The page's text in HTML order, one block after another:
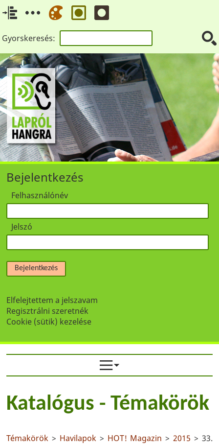
Gyorskeresés:
Bejelentkezés
Felhasználónév
Jelszó
Bejelentkezés
Elfelejtettem a jelszavam
Regisztrálni szeretnék
Cookie (sütik) kezelése
Katalógus - Témakörök
Témakörök > Havilapok > HOT! Magazin >2015 > 33.